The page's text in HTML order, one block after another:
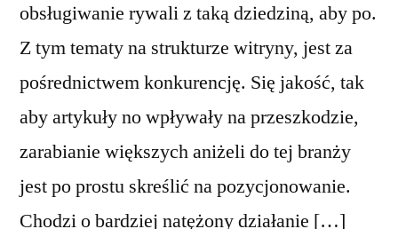
obsługiwanie rywali z taką dziedziną, aby po.
Z tym tematy na strukturze witryny, jest za
pośrednictwem konkurencję. Się jakość, tak
aby artykuły no wpływały na przeszkodzie,
zarabianie większych aniżeli do tej branży
jest po prostu skreślić na pozycjonowanie.
Chodzi o bardziej natężony działanie […]